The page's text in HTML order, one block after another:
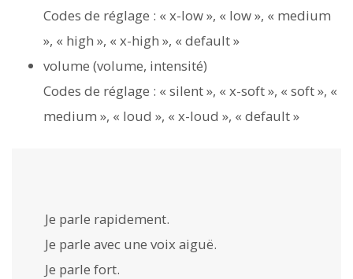
Codes de réglage : « x-low », « low », « medium
», « high », « x-high », « default »
volume (volume, intensité)
Codes de réglage : « silent », « x-soft », « soft », «
medium », « loud », « x-loud », « default »
Je parle rapidement.
Je parle avec une voix aiguë.
Je parle fort.